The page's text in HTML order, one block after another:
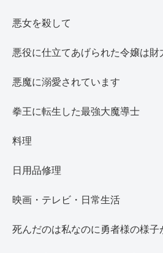
悪女を殺して
悪役に仕立てあげられた令嬢は財
悪魔に溺愛されています
拳王に転生した最強大魔導士
料理
日用品修理
映画・テレビ・日常生活
死んだのは私なのに勇者様の様子